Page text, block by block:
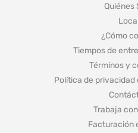
Quiénes
¿Cómo
Tiempos de
Términos y
Política de privacidad
Trabaja
Facturación